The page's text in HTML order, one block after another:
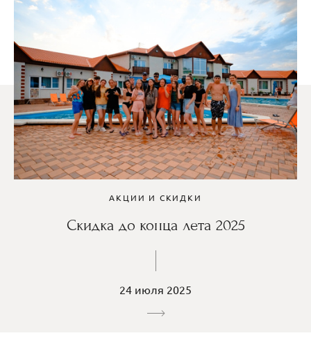
АКЦИИ И СКИДКИ
Скидка до конца лета 2025
24 июля 2025